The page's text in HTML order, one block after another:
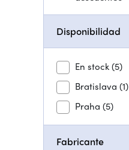
Disponibilidad
En stock(5)
Bratislava (1)
Praha (5)
Fabricante